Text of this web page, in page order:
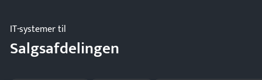
IT-systemer til
Salgsafdelingen